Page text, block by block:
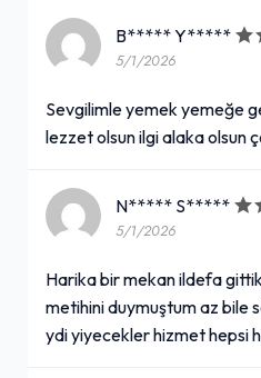
B***** Y*****
5/1/2026
Sevgilimle yemek yemeğe
lezzet olsun ilgi alaka olsun
N***** S*****
5/1/2026
Harika bir mekan ildefa
metihini duymuştum az bile
ydi yiyecekler hizmet hepsi